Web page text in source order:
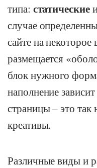
типа: статические
случае
сайте на
размещается
блок нужного
наполнение
страницы – это
креативы.
Различные виды и